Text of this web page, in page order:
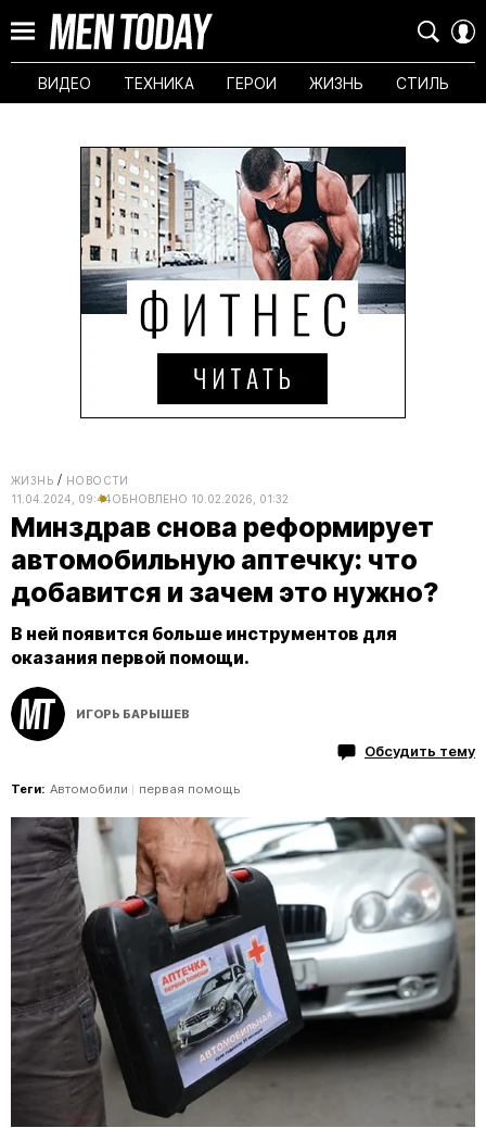
ВИДЕО ТЕХНИКА ГЕРОИ ЖИЗНЬ СТИЛЬ
ЖИЗНЬ
НОВОСТИ
11.04.2024, 09:44ОБНОВЛЕНО 10.02.2026, 01:32
Минздрав снова реформирует
автомобильную аптечку: что
добавится и зачем это нужно?
В ней появится больше инструментов для
оказания первой помощи.
ИГОРЬ БАРЫШЕВ
Обсудить тему
Теги: Автомобили первая помощь